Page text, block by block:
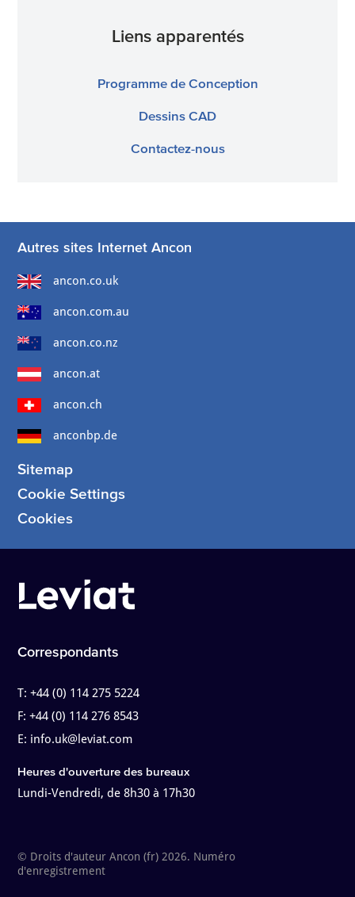
Liens apparentés
Programme de Conception
Dessins CAD
Contactez-nous
Autres sites Internet Ancon
ancon.co.uk
ancon.com.au
ancon.co.nz
ancon.at
ancon.ch
anconbp.de
Sitemap
Cookie Settings
Cookies
Correspondants
T:+44 (0) 114 275 5224
F:+44 (0) 114 276 8543
E: info.uk@leviat.com
Heures d'ouverture des bureaux
Lundi-Vendredi, de 8h30 à 17h30
© Droits d'auteur Ancon (fr) 2026. Numéro
d'enregistrement